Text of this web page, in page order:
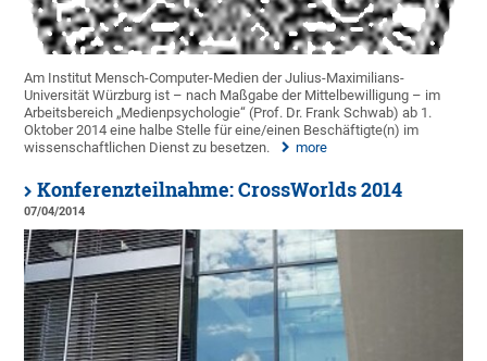
Am Institut Mensch-Computer-Medien der Julius-Maximilians-
Universität Würzburg ist – nach Maßgabe der Mittelbewilligung – im
Arbeitsbereich „Medienpsychologie“ (Prof. Dr. Frank Schwab) ab 1.
Oktober 2014 eine halbe Stelle für eine/einen Beschäftigte(n) im
wissenschaftlichen Dienst zu besetzen.
more
Konferenzteilnahme: CrossWorlds 2014
07/04/2014